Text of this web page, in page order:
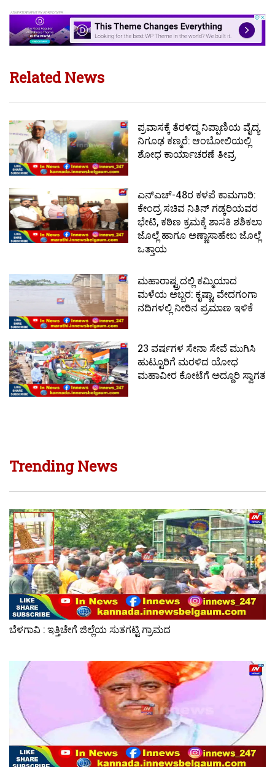
Related News
ಪ್ರವಾಸಕ್ಕೆ ತೆರಳಿದ್ದ ನಿಪ್ಪಾಣಿಯ ವೈದ್ಯ
ನಿಗೂಢ ಕಣ್ಮರೆ: ಆಂಬೋಲಿಯಲ್ಲಿ
ಶೋಧ ಕಾರ್ಯಾಚರಣೆ ತೀವ್ರ
ಎನ್‌ಎಚ್-48ರ ಕಳಪೆ ಕಾಮಗಾರಿ:
ಕೇಂದ್ರ ಸಚಿವ ನಿತಿನ್ ಗಡ್ಕರಿಯವರ
ಭೇಟಿ, ಕಠಿಣ ಕ್ರಮಕ್ಕೆ ಶಾಸಕಿ ಶಶಿಕಲಾ
ಜೊಲ್ಲೆ ಹಾಗೂ ಅಣ್ಣಾಸಾಹೇಬ ಜೊಲ್ಲೆ
ಒತ್ತಾಯ
ಮಹಾರಾಷ್ಟ್ರದಲ್ಲಿ ಕಮ್ಮಿಯಾದ
ಮಳೆಯ ಅಬ್ಬರ: ಕೃಷ್ಣಾ, ವೇದಗಂಗಾ
ನದಿಗಳಲ್ಲಿ ನೀರಿನ ಪ್ರಮಾಣ ಇಳಿಕೆ
23 ವರ್ಷಗಳ ಸೇನಾ ಸೇವೆ ಮುಗಿಸಿ
ಹುಟ್ಟೂರಿಗೆ ಮರಳಿದ ಯೋಧ
ಮಹಾವೀರ ಕೋಟೆಗೆ ಅದ್ದೂರಿ ಸ್ವಾಗತ
Trending News
ಬೆಳಗಾವಿ : ಇತ್ತಿಚೇಗೆ ಜಿಲ್ಲೆಯ ಸುತಗಟ್ಟಿ ಗ್ರಾಮದ